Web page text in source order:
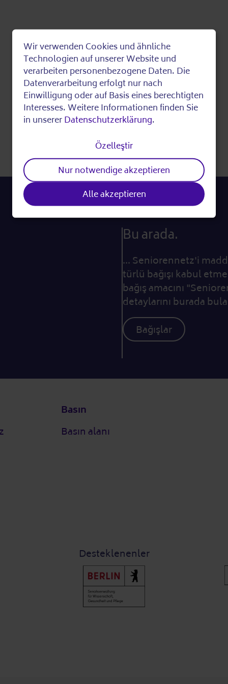
Bu arada.
... Seniorennetz'i
türlü bağışı kabul
bağış amacını
detaylarını burada
Bağışlar
Basın
Basın alanı
Desteklenenler
Use
of
personal
and
cookies
Wir verwenden Cookies und ähnliche
Technologien auf unserer Website und
verarbeiten personenbezogene Daten. Die
Datenverarbeitung erfolgt nur nach
Einwilligung oder auf Basis eines berechtigten
Interesses. Weitere Informationen finden Sie
in unsererDatenschutzerklärung.
Özelleştir
Nur notwendige akzeptieren
Alle akzeptieren